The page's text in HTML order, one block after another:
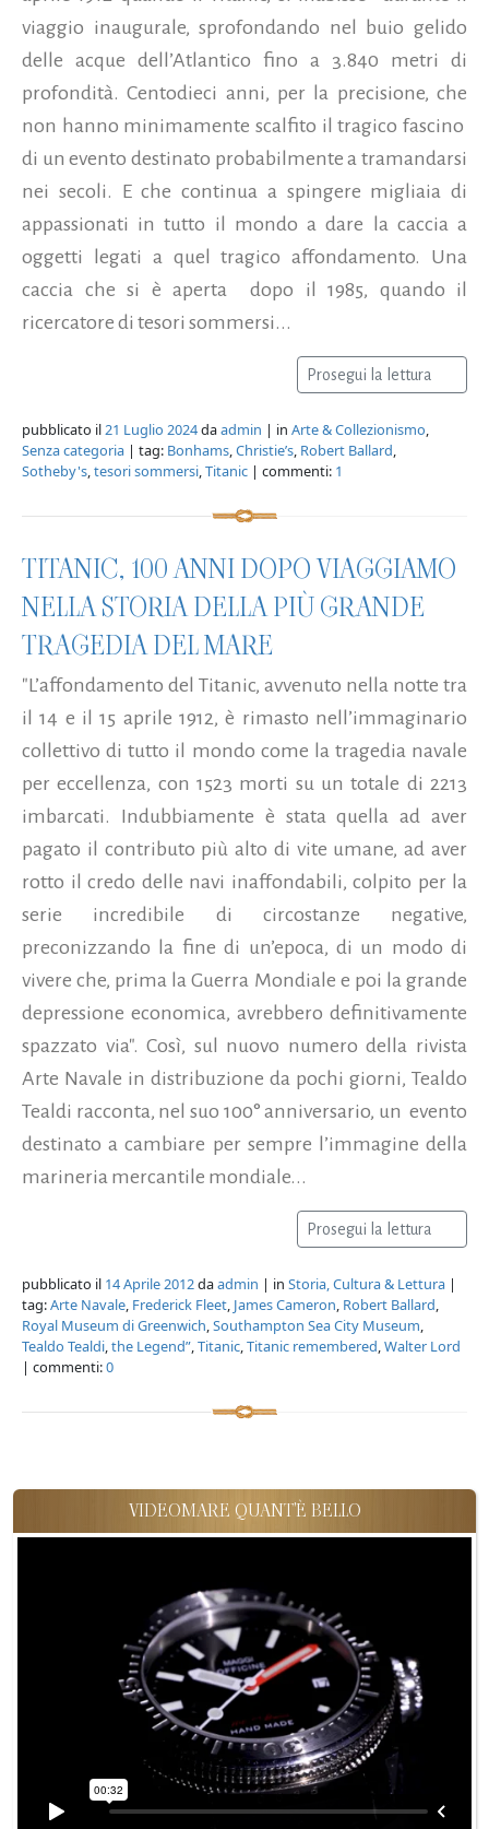
viaggio inaugurale, sprofondando nel buio gelido
delle acque dell’Atlantico fino a 3.840 metri di
profondità. Centodieci anni, per la precisione, che
non hanno minimamente scalfito il tragico fascino
di un evento destinato probabilmente a tramandarsi
nei secoli. E che continua a spingere migliaia di
appassionati in tutto il mondo a dare la caccia a
oggetti legati a quel tragico affondamento. Una
caccia che si è aperta dopo il 1985, quando il
ricercatore di tesori sommersi...
Prosegui la lettura
pubblicato il21 Luglio 2024daadmin | in Arte & Collezionismo,
Senza categoria | tag: Bonhams,Christie’s, Robert Ballard,
Sotheby's,tesori sommersi,Titanic | commenti: 1
TITANIC, 100 ANNI DOPO VIAGGIAMO
NELLA STORIA DELLA PIÙ GRANDE
TRAGEDIA DEL MARE
"L’affondamento del Titanic, avvenuto nella notte tra
il 14 e il 15 aprile 1912, è rimasto nell’immaginario
collettivo di tutto il mondo come la tragedia navale
per eccellenza, con 1523 morti su un totale di 2213
imbarcati. Indubbiamente è stata quella ad aver
pagato il contributo più alto di vite umane, ad aver
rotto il credo delle navi inaffondabili, colpito per la
serie incredibile di circostanze negative,
preconizzando la fine di un’epoca, di un modo di
vivere che, prima la Guerra Mondiale e poi la grande
depressione economica, avrebbero definitivamente
spazzato via". Così, sul nuovo numero della rivista
Arte Navale in distribuzione da pochi giorni, Tealdo
Tealdi racconta, nel suo 100° anniversario, un evento
destinato a cambiare per sempre l’immagine della
marineria mercantile mondiale...
Prosegui la lettura
pubblicato il 14 Aprile 2012daadmin | in Storia, Cultura & Lettura |
tag:Arte Navale, Frederick Fleet, James Cameron, Robert Ballard,
Royal Museum di Greenwich,Southampton Sea City Museum,
Tealdo Tealdi,the Legend”,Titanic,Titanic remembered,Walter Lord
| commenti:0
VIDEOMARE QUANT'È BELLO